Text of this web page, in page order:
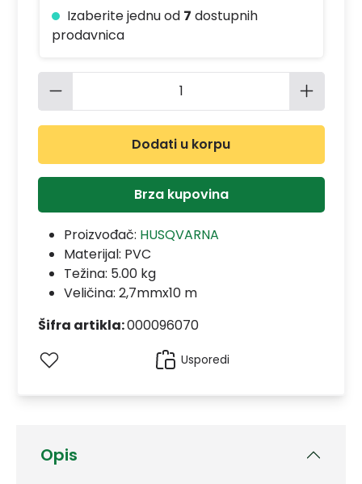
Opis
Izaberite jednu od 7 dostupnih
prodavnica
Količina proizvoda: Unesite
Dodati u korpu
Brza kupovina
Proizvođač: HUSQVARNA
Materijal: PVC
Težina: 5.00 kg
Veličina: 2,7mmx10 m
Šifra artikla:000096070
Usporedi